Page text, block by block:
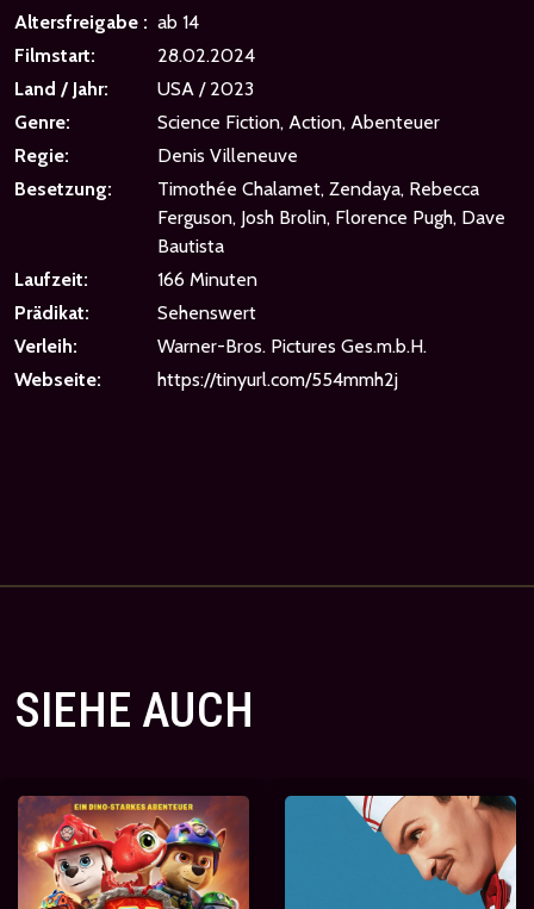
Altersfreigabe : ab 14
Filmstart:
28.02.2024
Land / Jahr:
USA / 2023
Genre:
Science Fiction, Action, Abenteuer
Regie:
Denis Villeneuve
Besetzung:
Timothée Chalamet, Zendaya, Rebecca
Ferguson, Josh Brolin, Florence Pugh, Dave
Bautista
Laufzeit:
166 Minuten
Prädikat:
Sehenswert
Verleih:
Warner-Bros. Pictures Ges.m.b.H.
Webseite:
https://tinyurl.com/554mmh2j
SIEHE AUCH